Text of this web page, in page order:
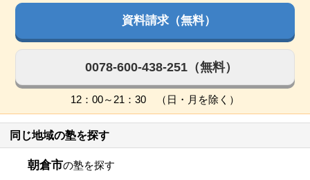
資料請求（無料）
0078-600-438-251（無料）
12：00～21：30 （日・月を除く）
同じ地域の塾を探す
朝倉市の塾を探す